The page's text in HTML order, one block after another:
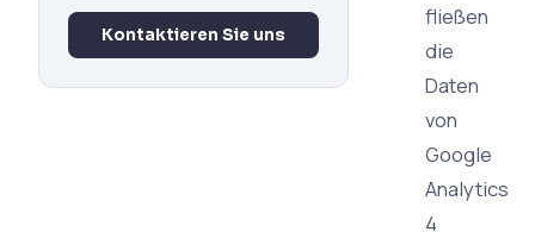
Kontaktieren Sie uns
fließen
die
Daten
von
Google
Analytics
4